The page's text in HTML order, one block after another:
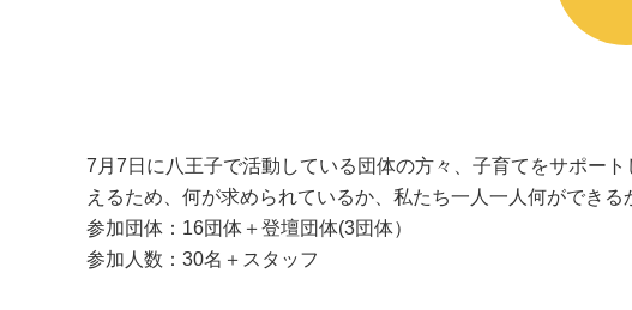
7月7日に八王子で活動している団体の方々、子育てをサポー
えるため、何が求められているか、私たち一人一人何ができる
参加団体：16団体＋登壇団体(3団体）
参加人数：30名＋スタッフ